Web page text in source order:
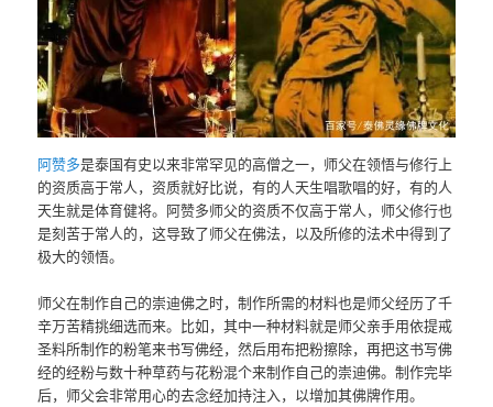
阿赞多是泰国有史以来非常罕见的高僧之一，师父在领悟与修行上
的资质高于常人，资质就好比说，有的人天生唱歌唱的好，有的人
天生就是体育健将。阿赞多师父的资质不仅高于常人，师父修行也
是刻苦于常人的，这导致了师父在佛法，以及所修的法术中得到了
极大的领悟。
师父在制作自己的崇迪佛之时，制作所需的材料也是师父经历了千
辛万苦精挑细选而来。比如，其中一种材料就是师父亲手用依提戒
圣料所制作的粉笔来书写佛经，然后用布把粉擦除，再把这书写佛
经的经粉与数十种草药与花粉混个来制作自己的崇迪佛。制作完毕
后，师父会非常用心的去念经加持注入，以增加其佛牌作用。